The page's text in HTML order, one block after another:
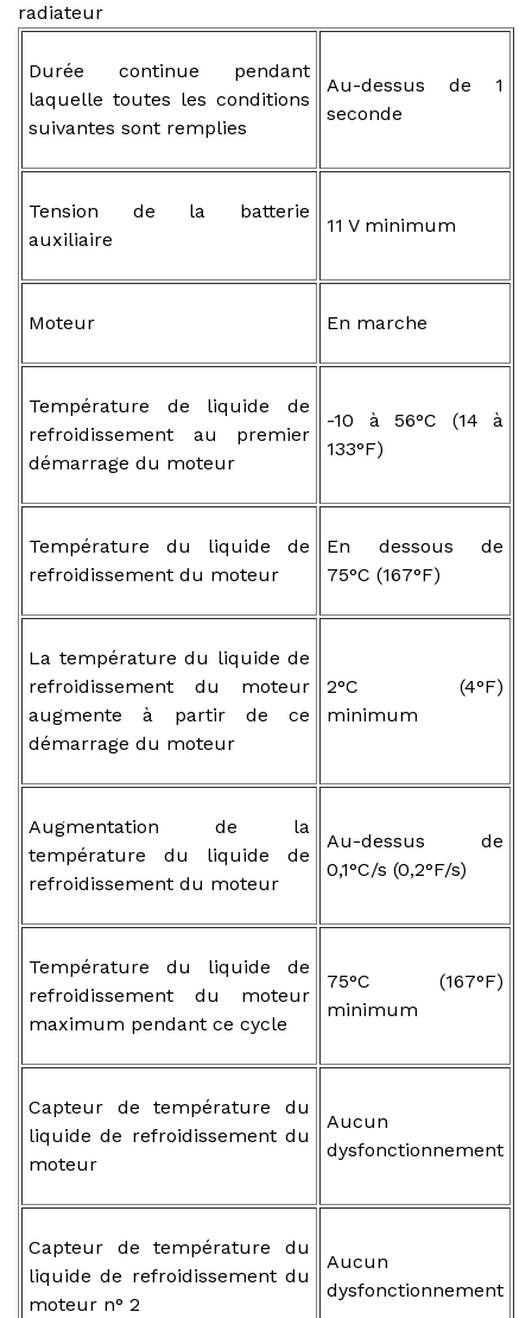
radiateur
Durée continue pendant
laquelle toutes les conditions
suivantes sont remplies
Au-dessus de 1
seconde
Tension de la batterie
auxiliaire
11 V minimum
Moteur En marche
Température de liquide de
refroidissement au premier
démarrage du moteur
-10 à 56°C (14 à
133°F)
Température du liquide de
refroidissement du moteur
En dessous de
75°C (167°F)
La température du liquide de
refroidissement du moteur
augmente à partir de ce
démarrage du moteur
2°C (4°F)
minimum
Augmentation de la
température du liquide de
refroidissement du moteur
Au-dessus de
0,1°C/s (0,2°F/s)
Température du liquide de
refroidissement du moteur
maximum pendant ce cycle
75°C (167°F)
minimum
Capteur de température du
liquide de refroidissement du
moteur
Aucun
dysfonctionnement
Capteur de température du
liquide de refroidissement du
moteur n° 2
Aucun
dysfonctionnement